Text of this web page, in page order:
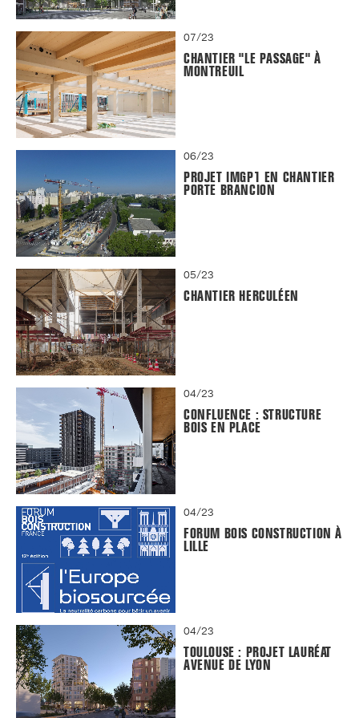
07/23
CHANTIER "LE PASSAGE" À
MONTREUIL
06/23
PROJET IMGP1 EN CHANTIER
PORTE BRANCION
05/23
CHANTIER HERCULÉEN
04/23
CONFLUENCE : STRUCTURE
BOIS EN PLACE
04/23
FORUM BOIS CONSTRUCTION À
LILLE
04/23
TOULOUSE : PROJET LAURÉAT
AVENUE DE LYON